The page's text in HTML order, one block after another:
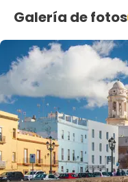
Galería de fotos